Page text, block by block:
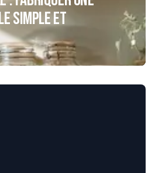
simple et